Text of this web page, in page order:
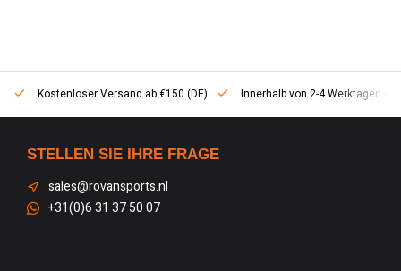
Kostenloser Versand ab €150 (DE) Innerhalb von 2-4 Werktagen
STELLEN SIE IHRE FRAGE
sales@rovansports.nl
+31(0)6 31 37 50 07